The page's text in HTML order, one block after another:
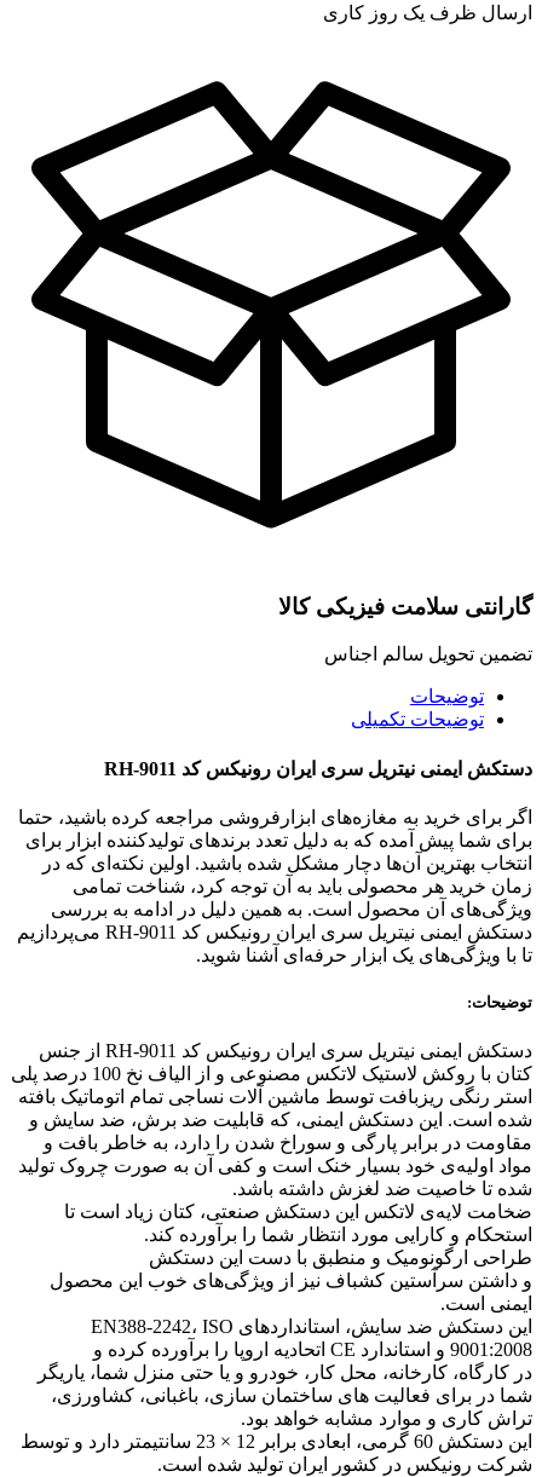
ارسال ظرف یک روز کاری
گارانتی سلامت فیزیکی کالا
تضمین تحویل سالم اجناس
توضیحات
توضیحات تکمیلی
دستکش ایمنی نیتریل سری ایران رونیکس کد RH-9011
اگر برای خرید به مغازه‌های ابزارفروشی مراجعه کرده باشید، حتما
برای شما پیش آمده که به دلیل تعدد برندهای تولیدکننده ابزار برای
انتخاب بهترین آن‌ها دچار مشکل شده باشید. اولین نکته‌ای که در
زمان خرید هر محصولی باید به آن توجه کرد، شناخت تمامی
ویژگی‌های آن محصول است. به همین دلیل در ادامه به بررسی
دستکش ایمنی نیتریل سری ایران رونیکس کد RH-9011 می‌پردازیم
تا با ویژگی‌های یک ابزار حرفه‌ای آشنا شوید.
توضیحات:
دستکش ایمنی نیتریل سری ایران رونیکس کد RH-9011 از جنس
کتان با روکش لاستیک لاتکس مصنوعی و از الیاف نخ 100 درصد پلی
استر رنگی ریزبافت توسط ماشین آلات نساجی تمام اتوماتیک بافته
شده است. این دستکش ایمنی، که قابلیت ضد برش، ضد سایش و
مقاومت در برابر پارگی و سوراخ شدن را دارد، به خاطر بافت و
مواد اولیه‌ی خود بسیار خنک است و کفی آن به صورت چروک تولید
شده تا خاصیت ضد لغزش داشته باشد.
ضخامت لایه‌ی لاتکس این دستکش صنعتی، کتان زیاد است تا
استحکام و کارایی مورد انتظار شما را برآورده کند.
طراحی ارگونومیک و منطبق با دست این دستکش
و داشتن سرآستین کشباف نیز از ویژگی‌های خوب این محصول
ایمنی است.
این دستکش ضد سایش، استانداردهای EN388-2242، ISO
9001:2008 و استاندارد CE اتحادیه اروپا را برآورده کرده و
در کارگاه، کارخانه، محل کار، خودرو و یا حتی منزل شما، یاریگر
شما در برای فعالیت های ساختمان سازی، باغبانی، کشاورزی،
تراش کاری و موارد مشابه خواهد بود.
این دستکش 60 گرمی، ابعادی برابر 12 × 23 سانتیمتر دارد و توسط
شرکت رونیکس در کشور ایران تولید شده است.